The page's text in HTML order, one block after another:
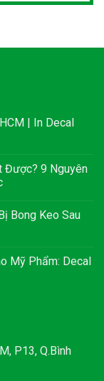
| In Decal
Được? 9 Nguyên
Bong Keo Sau
Mỹ Phẩm: Decal
P13, Q.Bình